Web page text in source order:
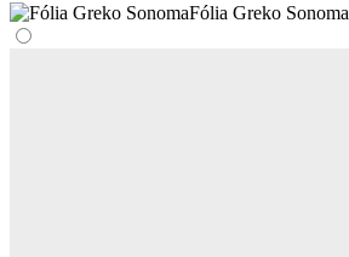
Fólia Greko Sonoma